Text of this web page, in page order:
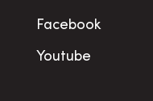
Facebook
Youtube